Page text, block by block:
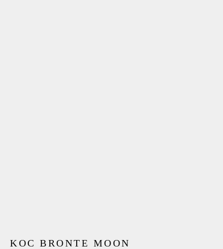
KOC BRONTE MOON